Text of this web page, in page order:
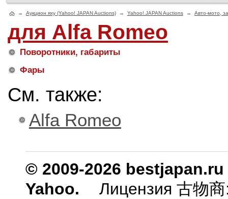
→ Аукцион яху (Yahoo! JAPAN Auctions) → Yahoo! JAPAN Auctions → Авто-мото,
для Alfa Romeo
Поворотники, габариты
Фары
См. также:
Alfa Romeo
© 2009-2026
Yahoo.
Лицензия 古物